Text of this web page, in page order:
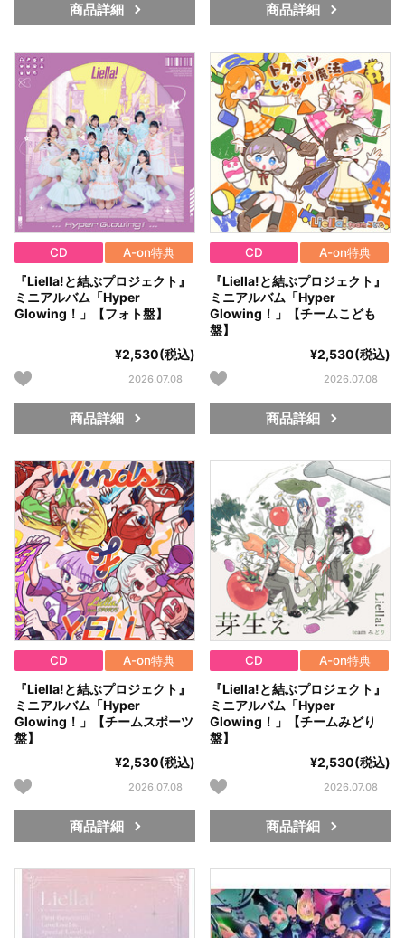
商品詳細 商品詳細
CD A-on特典
『Liella!と結ぶプロジェクト』
ミニアルバム「Hyper
Glowing！」【フォト盤】
¥2,530(税込)
2026.07.08
商品詳細
CD A-on特典
『Liella!と結ぶプロジェクト』
ミニアルバム「Hyper
Glowing！」【チームこども
盤】
¥2,530(税込)
2026.07.08
商品詳細
CD A-on特典
『Liella!と結ぶプロジェクト』
ミニアルバム「Hyper
Glowing！」【チームスポーツ
盤】
¥2,530(税込)
2026.07.08
商品詳細
CD A-on特典
『Liella!と結ぶプロジェクト』
ミニアルバム「Hyper
Glowing！」【チームみどり
盤】
¥2,530(税込)
2026.07.08
商品詳細